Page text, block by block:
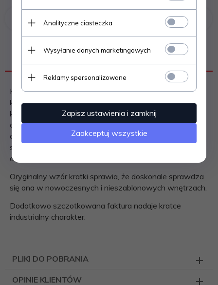
Poprzedni produkt Następny produkt
Kratka kominkowa stanowieleganckie zakończenie
kanałów rozprowadzających ciepłe powietrze z
kominka
Jest ona instalowana w ścianie lub w
czopuchu obudowy kominkowej za pomocą kieszeni
oraz giętkich zapinek.Takie rozwiązanie umożliwia jej
szybki montaż i demontaż, np. na potrzeby jej
oczyszczenia.
Oryginalny wzór kratki sprawia, że doskonale sprawdza
się ona w nowoczesnych i nieszablonowych wnętrzach.
Dodatkowo szczotkowana faktura nadaje kratce
industrialny charakter.
PLIKI DO POBRANIA
OPINIE KLIENTÓW
Analityczne ciasteczka
Wysyłanie danych marketingowych
Reklamy spersonalizowane
Zapisz ustawienia i zamknij
Zaakceptuj wszystkie